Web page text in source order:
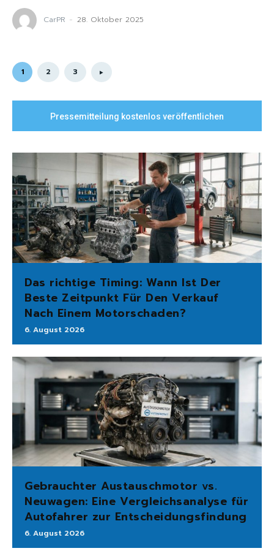
CarPR - 28. Oktober 2025
1 2 3
Pressemitteilung kostenlos veröffentlichen
Das richtige Timing: Wann Ist Der
Beste Zeitpunkt Für Den Verkauf
Nach Einem Motorschaden?
6. August 2026
Gebrauchter Austauschmotor vs.
Neuwagen: Eine Vergleichsanalyse für
Autofahrer zur Entscheidungsfindung
6. August 2026